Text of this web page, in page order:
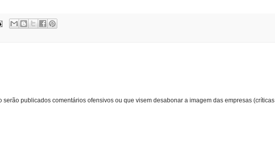
publicados comentários ofensivos ou que visem desabonar a imagem das empresas (críticas